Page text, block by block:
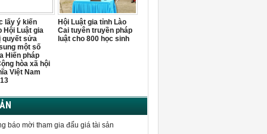
lấy ý kiến
Hội Luật gia
quyết sửa
một số
Hiến pháp
hòa xã hội
Việt Nam
Hội Luật gia tỉnh Lào
Cai tuyên truyền pháp
luật cho 800 học sinh
báo mời tham gia đấu giá tài sản